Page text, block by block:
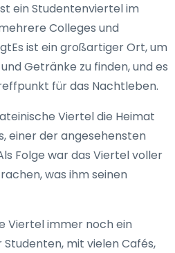
ein Studentenviertel im
Colleges und
ist ein großartiger Ort, um
Getränke zu finden, und es
für das Nachtleben.
Viertel die Heimat
einer der angesehensten
Folge war das Viertel voller
was ihm seinen
Viertel immer noch ein
mit vielen Cafés,